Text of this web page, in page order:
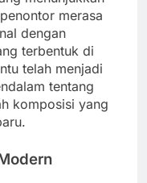
merasa
dengan
terbentuk di
telah menjadi
tentang
komposisi yang